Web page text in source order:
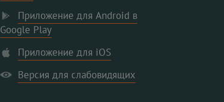
Приложение для Android в
Google Play
Приложение для iOS
Версия для слабовидящих